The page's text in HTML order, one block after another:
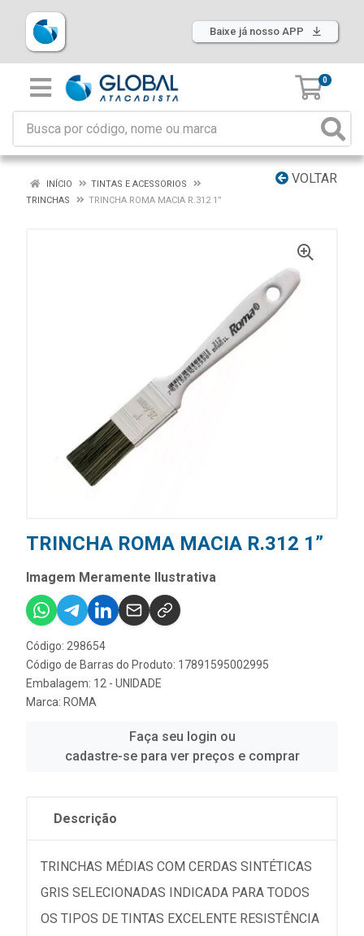
Baixe já nosso APP
0
VOLTAR
INÍCIO
TINTAS E ACESSORIOS
TRINCHAS
TRINCHA ROMA MACIA R.312 1”
TRINCHA ROMA MACIA R.312 1”
Imagem Meramente Ilustrativa
Código: 298654
Código de Barras do Produto: 17891595002995
Embalagem: 12 - UNIDADE
Marca: ROMA
Faça seu login ou
cadastre-se para ver preços e comprar
Descrição
TRINCHAS MÉDIAS COM CERDAS SINTÉTICAS
GRIS SELECIONADAS INDICADA PARA TODOS
OS TIPOS DE TINTAS EXCELENTE RESISTÊNCIA